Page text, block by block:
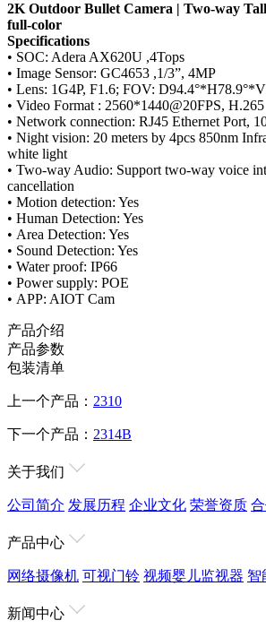
2K Outdoor Bullet Camera | Two-way
full-color
Specifications
• SOC: Adera AX620U ,4Tops
• Image Sensor: GC4653 ,1/3”, 4MP
• Lens: 1G4P, F1.6; FOV:
• Video Format : 2560*1440@20FPS, H.265
• Network connection: RJ45 Ethernet Port,
• Night vision: 20 meters by 4pcs 850nm
white light
• Two-way Audio: Support two-way voice
cancellation
• Motion detection: Yes
• Human Detection: Yes
• Area Detection: Yes
• Sound Detection: Yes
• Water proof: IP66
• Power supply: POE
• APP: AIOT Cam
产品介绍
产品参数
包装清单
上一个产品： 2310
下一个产品： 2314B
关于我们
公司简介 发展历程 企业文化 荣誉资质
产品中心
网络摄像机 可视门铃 视频婴儿监视器 智
新闻中心